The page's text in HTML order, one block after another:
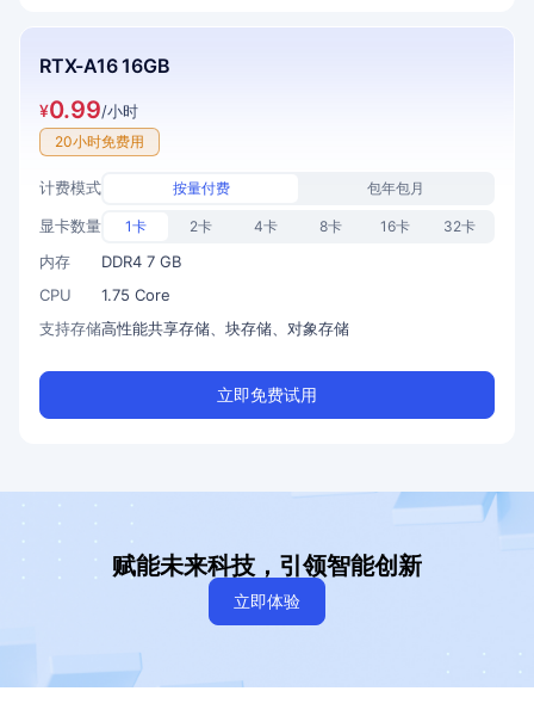
RTX-A16 16GB
¥0.99/小时
20小时免费用
计费模式 按量付费 包年包月
显卡数量 1卡 2卡 4卡 8卡 16卡 32卡
内存
DDR4 7 GB
CPU
1.75 Core
支持存储高性能共享存储、块存储、对象存储
立即免费试用
赋能未来科技，引领智能创新
立即体验